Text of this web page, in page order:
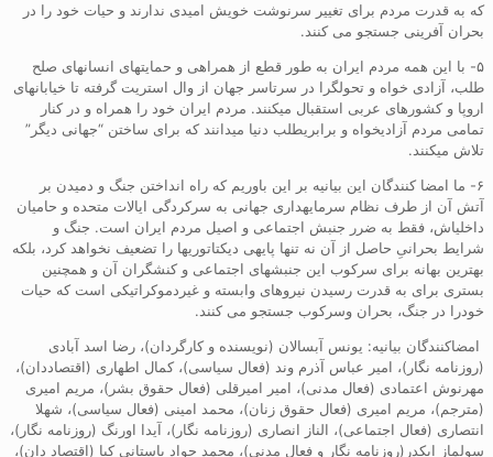
که به قدرت مردم برای تغییر سرنوشت خویش امیدی ندارند و حیات خود را در
بحران آفرینی جستجو می کنند.
۵- با این همه مردم ایران به طور قطع از همراهی و حمایتهای انسانهای صلح
طلب، آزادی خواه و تحولگرا در سرتاسر جهان از وال استریت گرفته تا خیابانهای
اروپا و کشورهای عربی استقبال میکنند. مردم ایران خود را همراه و در کنار
تمامی مردم آزادیخواه و برابریطلب دنیا میدانند که برای ساختن “جهانی دیگر”
تلاش میکنند.
۶- ما امضا کنندگان این بیانیه بر این باوریم که راه انداختن جنگ و دمیدن بر
آتش آن از طرف نظام سرمایهداری جهانی به سرکردگی ایالات متحده و حامیان
داخلیاش، فقط به ضرر جنبش اجتماعی و اصیل مردم ایران است. جنگ و
شرایط بحرانیِ حاصل از آن نه تنها پایهی دیکتاتوریها را تضعیف نخواهد کرد، بلکه
بهترین بهانه برای سرکوب این جنبشهای اجتماعی و کنشگران آن و همچنین
بستری برای به قدرت رسیدن نیروهای وابسته و غیردموکراتیکی است که حیات
خودرا در جنگ، بحران وسرکوب جستجو می کنند.
امضاکنندگان بیانیه: یونس آبسالان (نویسنده و کارگردان)، رضا اسد آبادی
(روزنامه نگار)، امیر عباس آذرم وند (فعال سیاسی)، کمال اطهاری (اقتصاددان)،
مهرنوش اعتمادی (فعال مدنی)، امیر امیرقلی (فعال حقوق بشر)، مریم امیری
(مترجم)، مریم امیری (فعال حقوق زنان)، محمد امینی (فعال سیاسی)، شهلا
انتصاری (فعال اجتماعی)، الناز انصاری (روزنامه نگار)، آیدا اورنگ (روزنامه نگار)،
سولماز ایکدر(روزنامه نگار و فعال مدنی)، محمد جواد باستانی کیا (اقتصاد دان)،